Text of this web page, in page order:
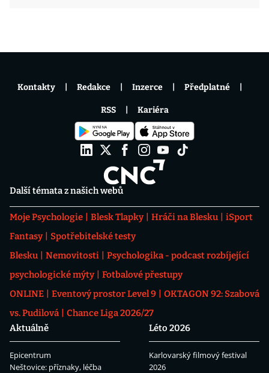
Další témata z našich webů
Moje Psychologie Blesk Tlapky Hráči na Blesku
iSport
Fantasy
Spotřebitelské testy
Blesku
Nemovitosti
Psychologika - podcast rozbíjející
psychologické mýty
Fotbalové přestupy
ONLINE
Eventový prostor Level 9
OKTAGON 92: Szabová
vs. Pudilová
Chance Liga 2026/27
Aktuálně
Epicentrum
Neštovice: příznaky, léčba
Léto 2026
Karlovarský filmový festival
2026
Kontakty Redakce Inzerce Předplatné
RSS Kariéra